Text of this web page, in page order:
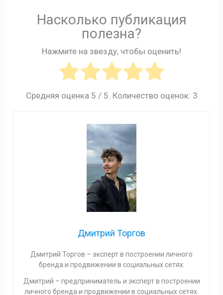
Насколько публикация
полезна?
Нажмите на звезду, чтобы оценить!
Средняя оценка 5 / 5. Количество оценок: 3
Дмитрий Торгов
Дмитрий Торгов – эксперт в построении личного
бренда и продвижении в социальных сетях.
Дмитрий – предприниматель и эксперт в построении
личного бренда и продвижении в социальных сетях.